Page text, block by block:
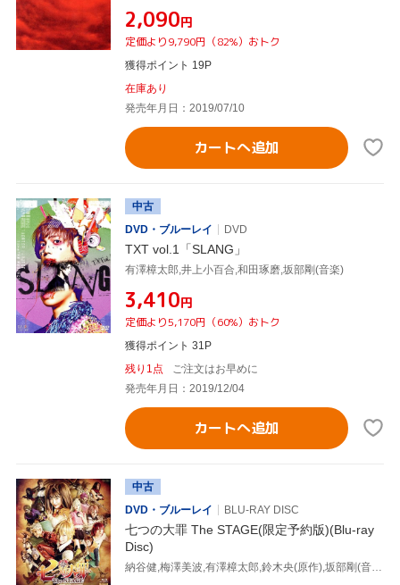
¥2,090円
定価より9,790円（82%）おトク
獲得ポイント 19P
在庫あり
発売年月日：2019/07/10
カートへ追加
中古
DVD・ブルーレイ
DVD
TXT vol.1「SLANG」
有澤樟太郎,井上小百合,和田琢磨,坂部剛(音楽)
¥3,410円
定価より5,170円（60%）おトク
獲得ポイント 31P
残り1点
ご注文はお早めに
発売年月日：2019/12/04
カートへ追加
中古
DVD・ブルーレイ
BLU-RAY DISC
七つの大罪 The STAGE(限定予約版)(Blu-ray
Disc)
納谷健,梅澤美波,有澤樟太郎,鈴木央(原作),坂部剛(音楽)